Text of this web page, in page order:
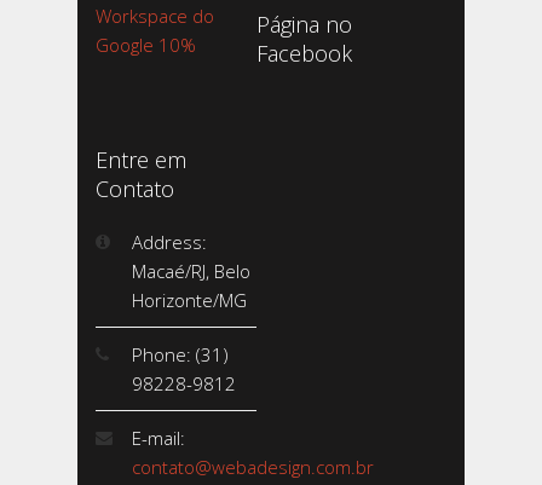
Workspace do
Google 10%
Página no
Facebook
Entre em
Contato
Address:
Macaé/RJ, Belo
Horizonte/MG
Phone: (31)
98228-9812
E-mail:
contato@webadesign.com.br